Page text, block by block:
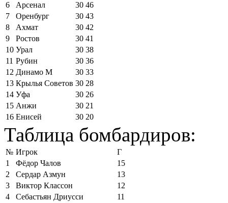
6
Арсенал 30 46
7
Оренбург 30 43
8
Ахмат 30 42
9
Ростов 30 41
10 Урал 30 38
11 Рубин 30 36
12 Динамо М 30 33
13 Крылья Советов 30 28
14 Уфа 30 26
15 Анжи 30 21
16 Енисей 30 20
Таблица бомбардиров:
№ Игрок
Г
1
Фёдор Чалов
15
2
Сердар Азмун
13
3
Виктор Классон
12
4
Себастьян Дриусси
11